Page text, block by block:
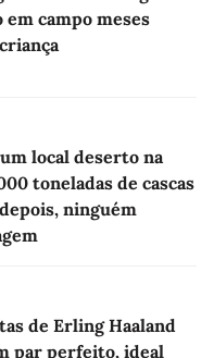
campo meses
local deserto na
toneladas de cascas
ninguém
de Erling Haaland
par perfeito, ideal